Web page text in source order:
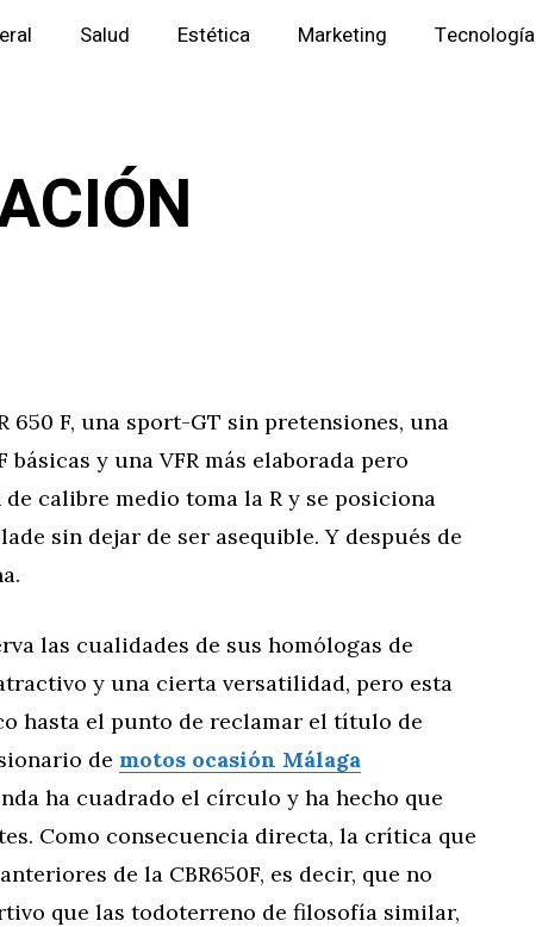
Salud Estética Marketing Tecnología
650 F, una sport-GT sin pretensiones, una
básicas y una VFR más elaborada pero
de calibre medio toma la R y se posiciona
sin dejar de ser asequible. Y después de
las cualidades de sus homólogas de
y una cierta versatilidad, pero esta
hasta el punto de reclamar el título de
de motos ocasión Málaga
ha cuadrado el círculo y ha hecho que
Como consecuencia directa, la crítica que
de la CBR650F, es decir, que no
que las todoterreno de filosofía similar,